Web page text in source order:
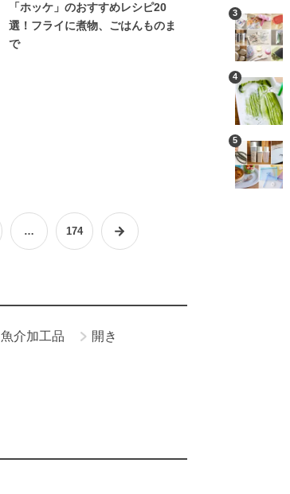
「ホッケ」のおすすめレシピ20
選！フライに煮物、ごはんものま
で
… 174
魚介加工品 開き
3
4
5